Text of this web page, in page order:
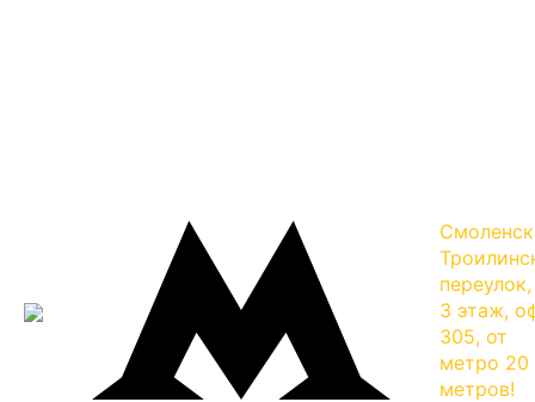
3 этаж,
305, от
метро 20
метров!